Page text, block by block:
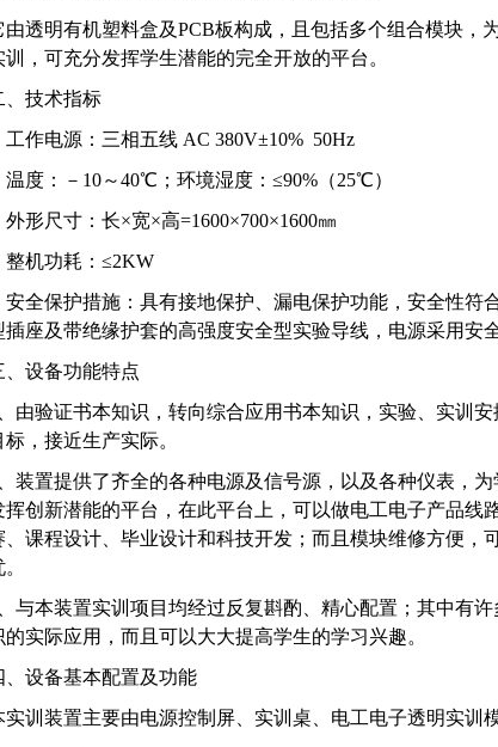
由透明有机塑料盒及PCB板构成，且包括多个组合模块，
训，可充分发挥学生潜能的完全开放的平台。
、技术指标
工作电源：三相五线 AC 380V±10% 50Hz
温度：－10～40℃；环境湿度：≤90%（25℃）
外形尺寸：长×宽×高=1600×700×1600㎜
整机功耗：≤2KW
安全保护措施：具有接地保护、漏电保护功能，安全性符
插座及带绝缘护套的高强度安全型实验导线，电源采用安
、设备功能特点
由验证书本知识，转向综合应用书本知识，实验、实训
标，接近生产实际。
装置提供了齐全的各种电源及信号源，以及各种仪表，
挥创新潜能的平台，在此平台上，可以做电工电子产品线
、课程设计、毕业设计和科技开发；而且模块维修方便，
与本装置实训项目均经过反复斟酌、精心配置；其中有
的实际应用，而且可以大大提高学生的学习兴趣。
、设备基本配置及功能
实训装置主要由电源控制屏、实训桌、电工电子透明实训